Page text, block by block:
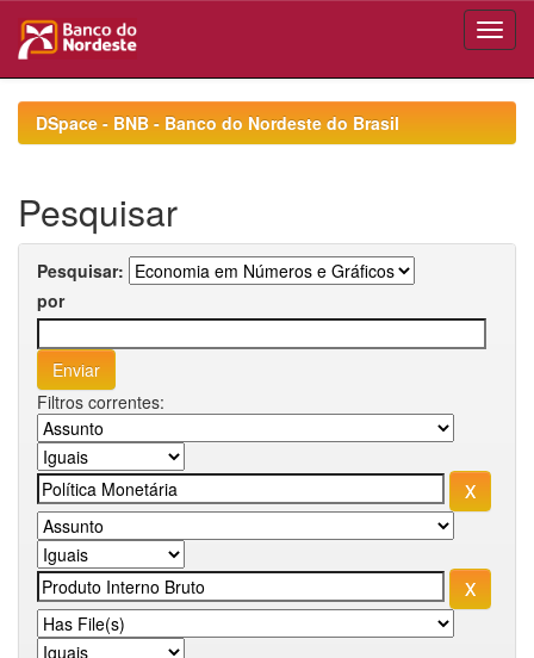
navigationDSpace - BNB - Banco do Nordeste do Brasil
Pesquisar
Pesquisar:
por
Filtros correntes: